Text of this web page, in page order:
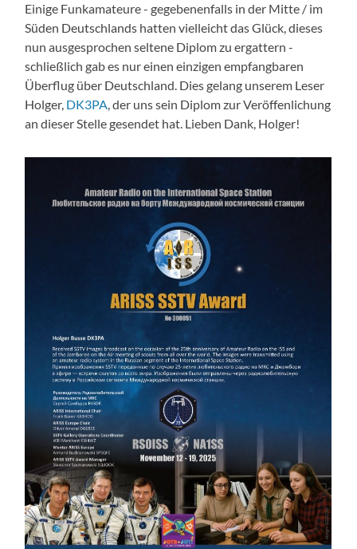
Einige Funkamateure - gegebenenfalls in der Mitte / im
Süden Deutschlands hatten vielleicht das Glück, dieses
nun ausgesprochen seltene Diplom zu ergattern -
schließlich gab es nur einen einzigen empfangbaren
Überflug über Deutschland. Dies gelang unserem Leser
Holger, DK3PA, der uns sein Diplom zur Veröffenlichung
an dieser Stelle gesendet hat. Lieben Dank, Holger!